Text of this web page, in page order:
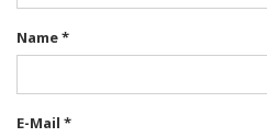
Name*
E-Mail *